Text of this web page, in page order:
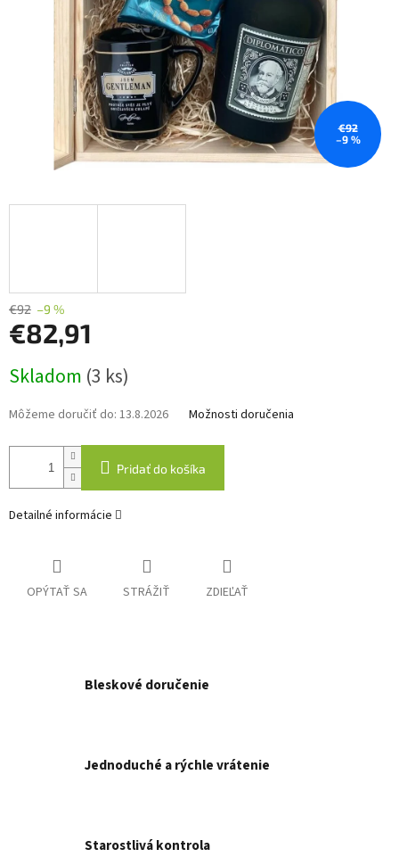
€92
–9 %
€92 –9 %
€82,91
cena:
Skladom (3 ks)
Môžeme doručiť do: 13.8.2026 Možnosti doručenia
Pridať do košíka
Detailné informácie
OPÝTAŤ SA STRÁŽIŤ ZDIEĽAŤ
Bleskové doručenie
Jednoduché a rýchle vrátenie
Starostlivá kontrola